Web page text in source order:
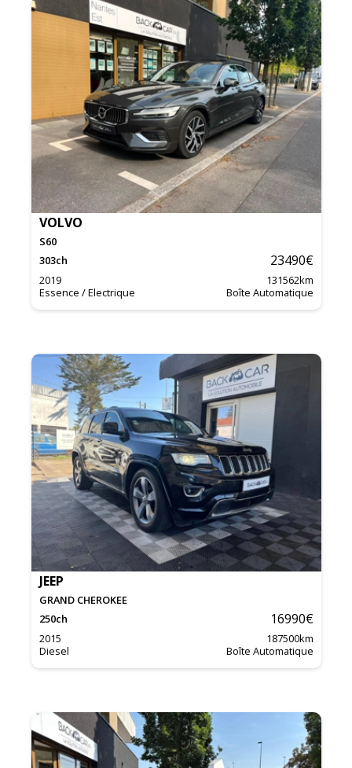
VOLVO
S60
303ch 23490€
2019 131562km
Essence / Electrique
Boîte Automatique
JEEP
GRAND CHEROKEE
250ch 16990€
2015 187500km
Diesel
Boîte Automatique